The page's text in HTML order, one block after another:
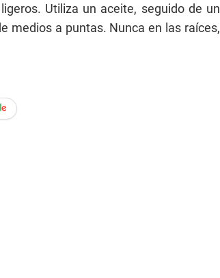
Utiliza un aceite, seguido de un
medios a puntas. Nunca en las raíces,